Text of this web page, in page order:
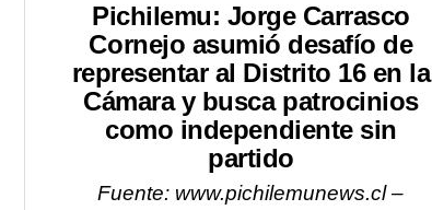
Pichilemu: Jorge Carrasco
Cornejo asumió desafío de
representar al Distrito 16 en la
Cámara y busca patrocinios
como independiente sin
partido
Fuente: www.pichilemunews.cl –